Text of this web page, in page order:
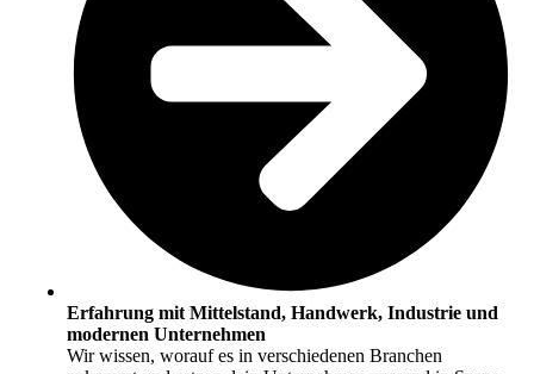
Erfahrung mit Mittelstand, Handwerk, Industrie und
modernen Unternehmen
Wir wissen, worauf es in verschiedenen Branchen